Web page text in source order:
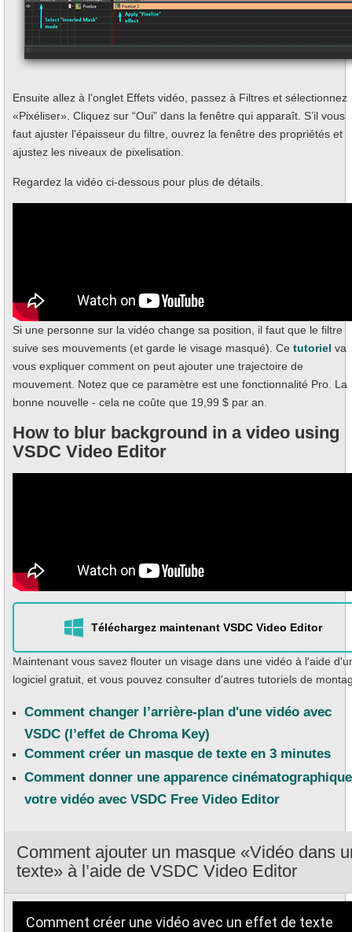
Ensuite allez à l'onglet Effets vidéo, passez à Filtres et sélectionnez
«Pixéliser». Cliquez sur “Oui” dans la fenêtre qui apparaît. S’il vous
faut ajuster l'épaisseur du filtre, ouvrez la fenêtre des propriétés et
ajustez les niveaux de pixelisation.
Regardez la vidéo ci-dessous pour plus de détails.
Si une personne sur la vidéo change sa position, il faut que le filtre
suive ses mouvements (et garde le visage masqué). Ce tutoriel va
vous expliquer comment on peut ajouter une trajectoire de
mouvement. Notez que ce paramètre est une fonctionnalité Pro. La
bonne nouvelle - cela ne coûte que 19,99 $ par an.
How to blur background in a video using
VSDC Video Editor
Téléchargez maintenant VSDC Video Editor
Maintenant vous savez flouter un visage dans une vidéo à l'aide
logiciel gratuit, et vous pouvez consulter d'autres tutoriels de
Comment changer l’arrière-plan d'une vidéo avec
VSDC (l’effet de Chroma Key)
Comment créer un masque de texte en 3 minutes
Comment donner une apparence
votre vidéo avec VSDC Free Video Editor
Comment ajouter un masque «Vidéo dans
texte» à l’aide de VSDC Video Editor
Comment créer une vidéo avec un effet de texte